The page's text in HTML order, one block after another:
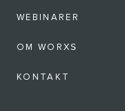
WEBINARER
OM WORXS
KONTAKT